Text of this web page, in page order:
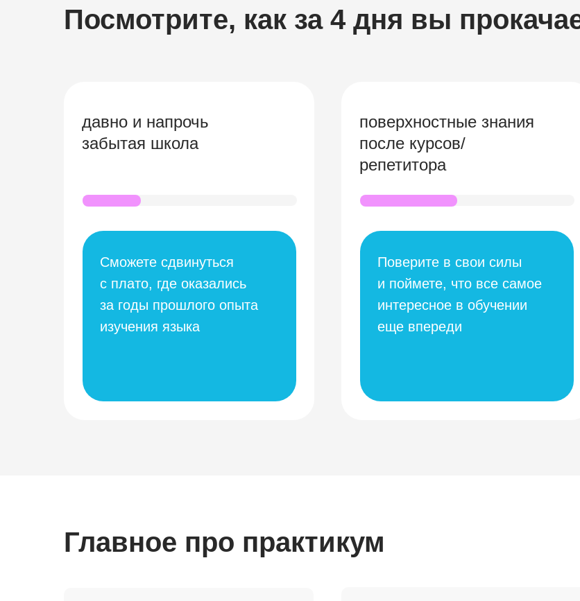
Посмотрите, как за 4 дня вы
давно и напрочь
забытая школа
Сможете сдвинуться
с плато, где оказались
за годы прошлого опыта
изучения языка
поверхностные знания
после курсов/
репетитора
Поверите в свои силы
и поймете, что все самое
интересное в обучении
еще впереди
Главное про практикум